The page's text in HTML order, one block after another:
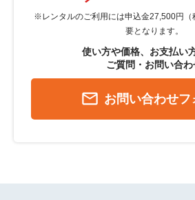
※レンタルのご利用には申込金27,500円（
要となります。
使い方や価格、お支払い
ご質問・お問い合わ
mail_outline お問い合わせフ